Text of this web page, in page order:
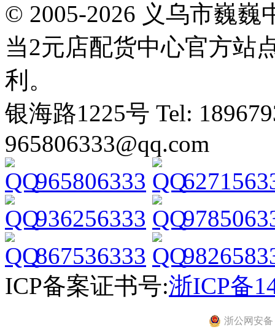
© 2005-2026 义乌市巍
当2元店配货中心官方站
利。
银海路1225号 Tel:
965806333@qq.com
965806333
936256333
867536333
ICP备案证书号:浙ICP备
浙公网安备